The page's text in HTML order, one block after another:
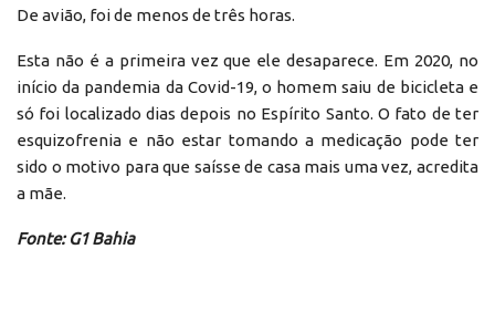
De avião, foi de menos de três horas.
Esta não é a primeira vez que ele desaparece. Em 2020, no
início da pandemia da Covid-19, o homem saiu de bicicleta e
só foi localizado dias depois no Espírito Santo. O fato de ter
esquizofrenia e não estar tomando a medicação pode ter
sido o motivo para que saísse de casa mais uma vez, acredita
a mãe.
Fonte: G1 Bahia